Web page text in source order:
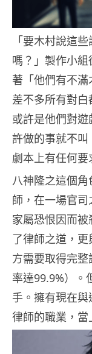
「要木村說這
嗎？」製作小
著「他們有不
差不多所有對白
或許是他們對
許做的事就不
劇本上有任何要
八神隆之這個
師，在一場官
家屬恐恨因而
了律師之道，
方需要取得完
率達99.9%）。
手。擁有現在
律師的職業，當